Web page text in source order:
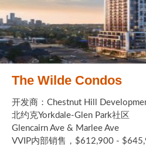
The Wilde Condos
开发商：Chestnut Hill
北约克Yorkdale-Glen Park社区
Glencairn Ave & Marlee Ave
VVIP内部销售，$612,900 -